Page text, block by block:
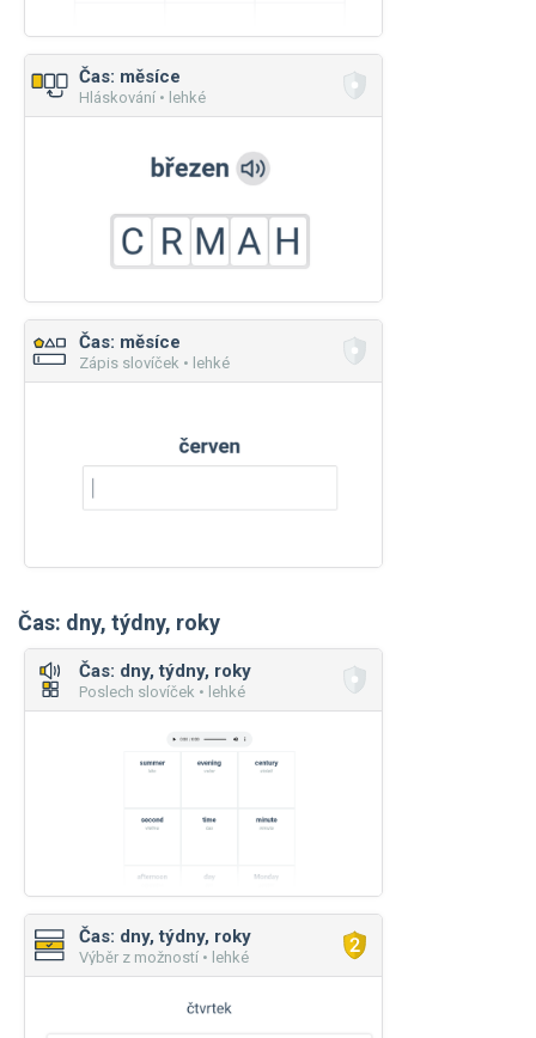
Čas: měsíce
Hláskování • lehké
Čas: měsíce
Zápis slovíček • lehké
Čas: dny, týdny, roky
Čas: dny, týdny, roky
Poslech slovíček • lehké
Čas: dny, týdny, roky
Výběr z možností • lehké